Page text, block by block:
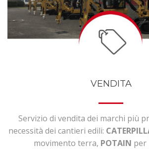
VENDITA
Servizio di vendita dei marchi più
necessità dei cantieri edili:
movimento terra, POTAIN per